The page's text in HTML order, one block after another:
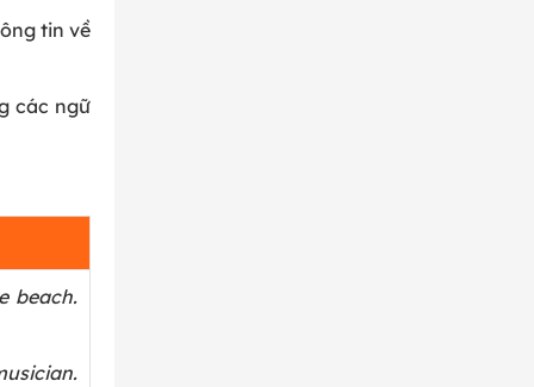
tin về
các ngữ
beach.